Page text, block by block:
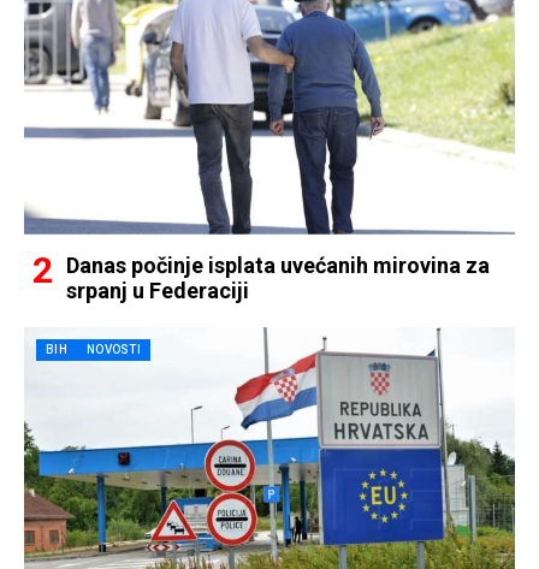
Danas počinje isplata uvećanih mirovina za
srpanj u Federaciji
BIH NOVOSTI